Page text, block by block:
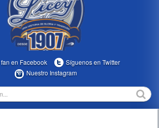
en Facebook
Síguenos en Twitter
Nuestro Instagram